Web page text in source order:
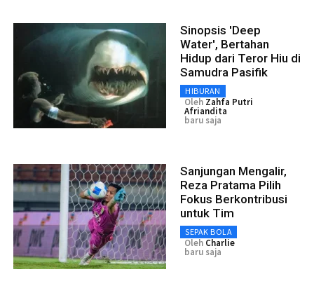
Sinopsis 'Deep
Water', Bertahan
Hidup dari Teror Hiu di
Samudra Pasifik
HIBURAN
Oleh Zahfa Putri
Afriandita
baru saja
Sanjungan Mengalir,
Reza Pratama Pilih
Fokus Berkontribusi
untuk Tim
SEPAK BOLA
Oleh Charlie
baru saja